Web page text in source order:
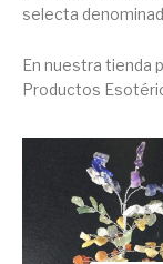
selecta
En nuestra tienda
Productos